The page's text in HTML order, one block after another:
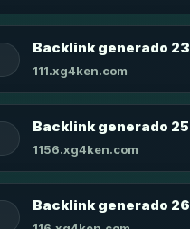
Backlink generado 23
111.xg4ken.com
Backlink generado 25
1156.xg4ken.com
Backlink generado 26